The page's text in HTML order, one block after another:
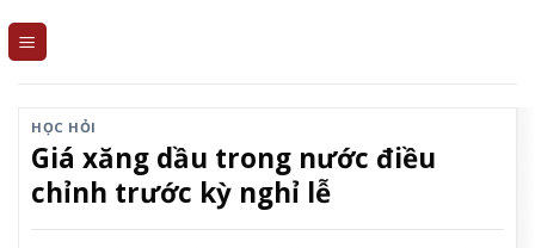
HỌC HỎI
Giá xăng dầu trong nước điều
chỉnh trước kỳ nghỉ lễ